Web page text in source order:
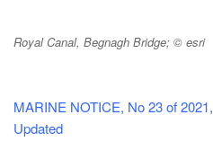
Royal Canal, Begnagh Bridge; © esri
MARINE NOTICE, No 23 of 2021,
Updated